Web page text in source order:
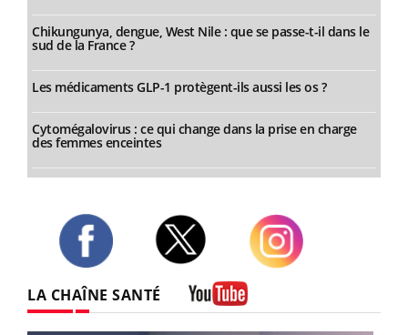
Chikungunya, dengue, West Nile : que se passe-t-il dans le
sud de la France ?
Les médicaments GLP-1 protègent-ils aussi les os ?
Cytomégalovirus : ce qui change dans la prise en charge
des femmes enceintes
LA CHAÎNE SANTÉ